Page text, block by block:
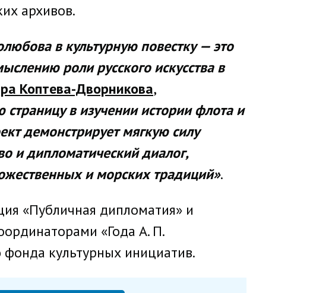
архивов.
в культурную повестку — это
роли русского искусства в
Коптева-Дворникова,
в изучении истории флота и
демонстрирует мягкую силу
и дипломатический диалог,
и морских традиций».
«Публичная дипломатия» и
«Года А. П.
культурных инициатив.